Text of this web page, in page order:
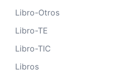
Libro-Otros
Libro-TE
Libro-TIC
Libros